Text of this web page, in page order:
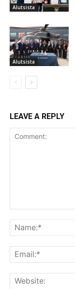
Alutsista
Alutsista
LEAVE A REPLY